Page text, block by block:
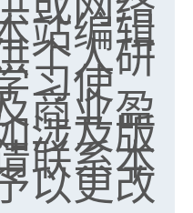
站编辑
个人研
习使
商业盈
涉及版
联系本
以更改